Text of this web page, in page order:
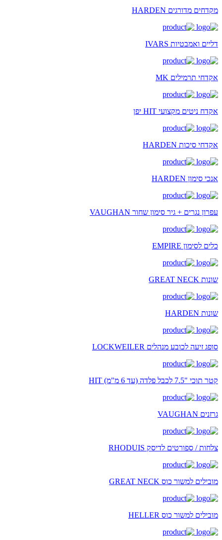
מקדחים מדורגים HARDEN
דליים ואמבטיות IVARS
אקדחי תרמילים MK
אקדח ניטים מקצועי HIT יפן
אקדחי סיכות HARDEN
אנכי סימון HARDEN
עפרון נגרים + גיר סימון שחור VAUGHAN
כלים לסימון EMPIRE
שונות GREAT NECK
שונות HARDEN
סופג זיעה לכובע מנהלים LOCKWEILER
קטר תוכי "7.5 לכבל פלדה (עד 6 מ"מ) HIT
גרזנים VAUGHAN
צלחות / ספורטים לדיסק RHODUIS
מובילים למשור כוס GREAT NECK
מובילים למשור כוס HELLER